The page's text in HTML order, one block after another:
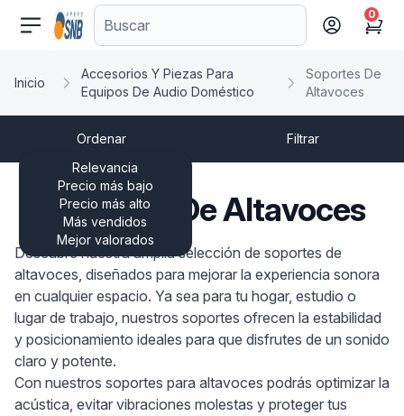
comercioseguro.es
Cart
0
Inicio
Accesorios Y Piezas Para
Equipos De Audio Doméstico
Soportes De
Altavoces
Ordenar
Relevancia
Precio más bajo
Precio más alto
Más vendidos
Mejor valorados
Filtrar
Soportes De Altavoces
Descubre nuestra amplia selección de soportes de
altavoces, diseñados para mejorar la experiencia sonora
en cualquier espacio. Ya sea para tu hogar, estudio o
lugar de trabajo, nuestros soportes ofrecen la estabilidad
y posicionamiento ideales para que disfrutes de un sonido
claro y potente.
Con nuestros soportes para altavoces podrás optimizar la
acústica, evitar vibraciones molestas y proteger tus